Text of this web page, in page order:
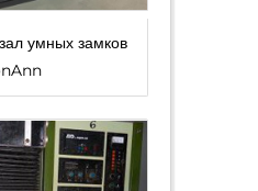
умных замков